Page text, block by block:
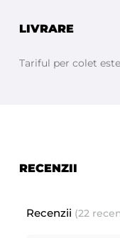
LIVRARE
Tariful per colet
RECENZII
Recenzii (22